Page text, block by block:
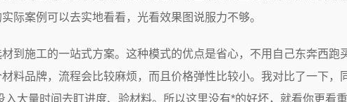
际案例可以去实地看看，光看效果图说服力不够。
到施工的一站式方案。这种模式的优点是省心，不用自己东奔西
料品牌，流程会比较麻烦，而且价格弹性比较小。我对比了一下
大量时间去盯进度、验材料。所以这里没有*的好坏，就看你更看重